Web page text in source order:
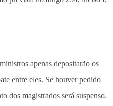
apenas depositarão os
entre eles. Se houver pedido
dos magistrados será suspenso.